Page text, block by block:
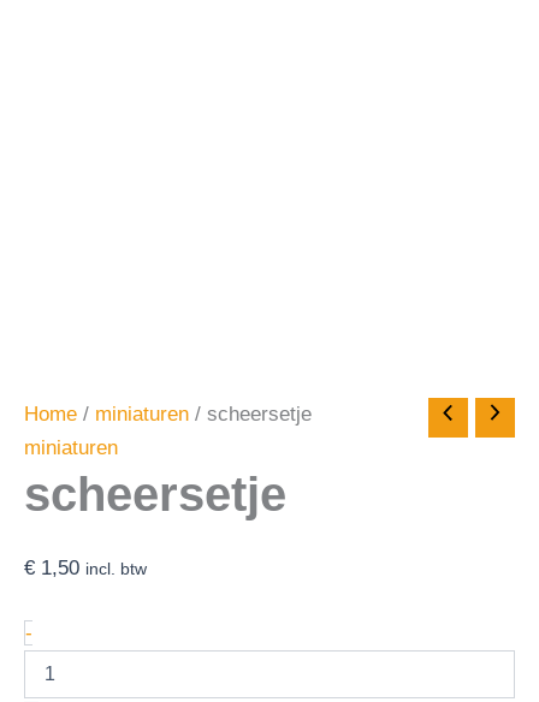
Home / miniaturen / scheersetje
miniaturen
scheersetje
€ 1,50 incl. btw
-